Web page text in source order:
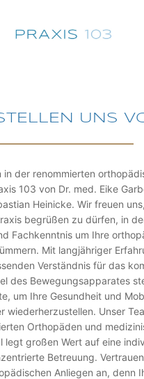
UNS
in der renommierten
103 von Dr. med. Eike
Heinicke. Wir freuen
begrüßen zu dürfen, in
Fachkenntnis um Ihre
Mit langjähriger
Verständnis für das
des Bewegungsapparates
um Ihre Gesundheit und
wiederherzustellen. Unser
Orthopäden und
legt großen Wert auf eine
Betreuung.
Anliegen an, denn